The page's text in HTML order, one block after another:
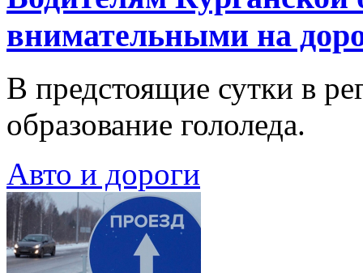
внимательными на
В предстоящие сутки в
образование гололеда.
Авто и дороги